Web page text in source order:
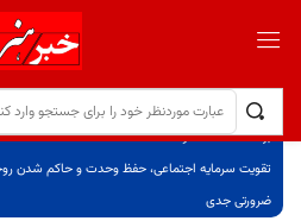
برگ نخست
نوشته‌ها
تقویت سرمایه اجتماعی، حفظ وحدت و حاکم شدن
ضرورتی جدی